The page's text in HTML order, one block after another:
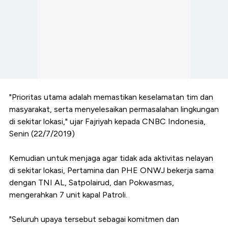
"Prioritas utama adalah memastikan keselamatan tim dan
masyarakat, serta menyelesaikan permasalahan lingkungan
di sekitar lokasi," ujar Fajriyah kepada CNBC Indonesia,
Senin (22/7/2019)
Kemudian untuk menjaga agar tidak ada aktivitas nelayan
di sekitar lokasi, Pertamina dan PHE ONWJ bekerja sama
dengan TNI AL, Satpolairud, dan Pokwasmas,
mengerahkan 7 unit kapal Patroli.
"Seluruh upaya tersebut sebagai komitmen dan